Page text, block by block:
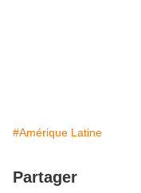
#Amérique Latine
Partager